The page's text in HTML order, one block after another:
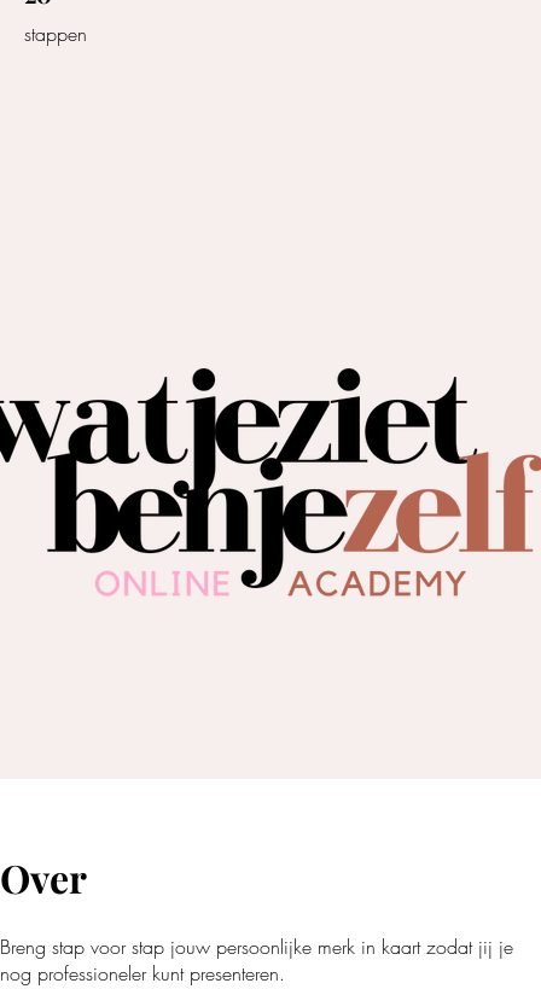
stappen
Over
Breng stap voor stap jouw persoonlijke merk in kaart zodat jij je
nog professioneler kunt presenteren.